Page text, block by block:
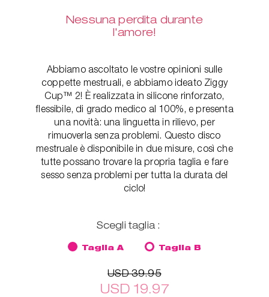
Nessuna perdita durante
l'amore!
Abbiamo ascoltato le vostre opinioni sulle
coppette mestruali, e abbiamo ideato Ziggy
Cup™ 2! È realizzata in silicone rinforzato,
flessibile, di grado medico al 100%, e presenta
una novità: una linguetta in rilievo, per
rimuoverla senza problemi. Questo disco
mestruale è disponibile in due misure, così che
tutte possano trovare la propria taglia e fare
sesso senza problemi per tutta la durata del
ciclo!
Scegli taglia :
Taglia A Taglia B
USD 39.95
USD 19.97